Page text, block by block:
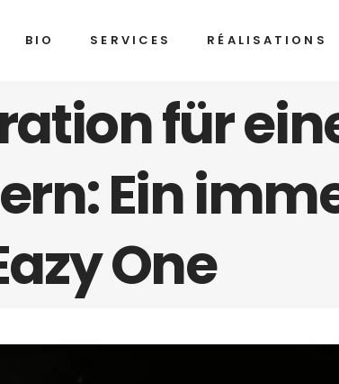
BIO SERVICES RÉALISATIONS
für
Ein
One